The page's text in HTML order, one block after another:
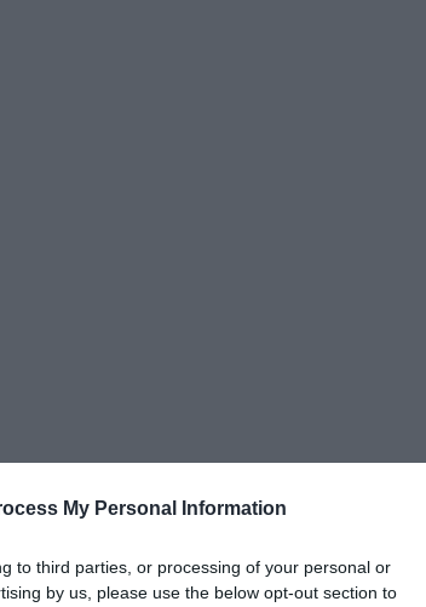
My Personal Information
to third parties, or processing of your personal or
by us, please use the below opt-out section to